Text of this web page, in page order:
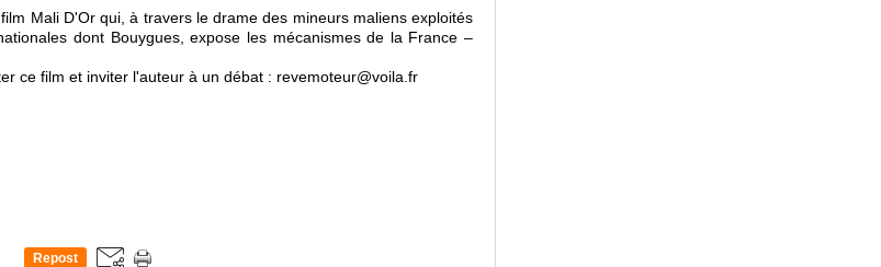
Mali D'Or qui, à travers le drame des mineurs maliens exploités
dont Bouygues, expose les mécanismes de la France –
ce film et inviter l'auteur à un débat : revemoteur@voila.fr
Repost